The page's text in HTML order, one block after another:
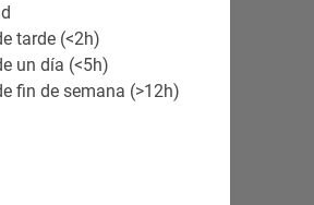
tarde (<2h)
un día (<5h)
fin de semana (>12h)